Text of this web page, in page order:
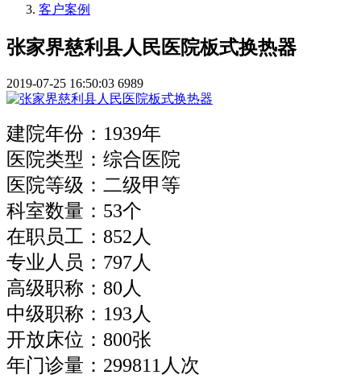
客户案例
张家界慈利县人民医院板式换热器
2019-07-25 16:50:03 6989
建院年份：1939年
医院类型：综合医院
医院等级：二级甲等
科室数量：53个
在职员工：852人
专业人员：797人
高级职称：80人
中级职称：193人
开放床位：800张
年门诊量：299811人次